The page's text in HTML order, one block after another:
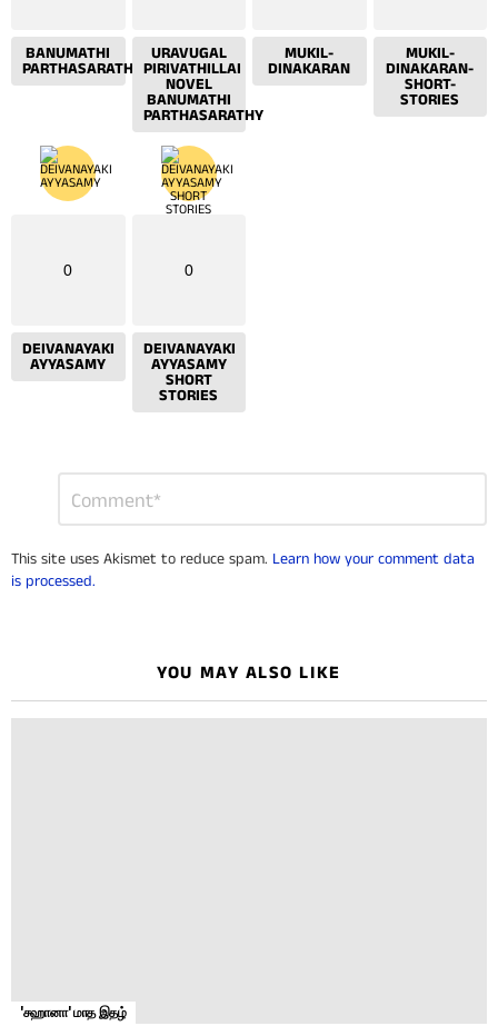
BANUMATHI
PARTHASARATHY
URAVUGAL
PIRIVATHILLAI
NOVEL
BANUMATHI
PARTHASARATHY
MUKIL-
DINAKARAN
MUKIL-
DINAKARAN-
SHORT-
STORIES
0
DEIVANAYAKI
AYYASAMY
0
DEIVANAYAKI
AYYASAMY
SHORT
STORIES
This site uses Akismet to reduce spam. Learn how your comment data
is processed.
YOU MAY ALSO LIKE
'சஹானா' மாத இதழ்